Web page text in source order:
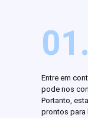
01.
Entre em
pode nos
Portanto,
prontos para